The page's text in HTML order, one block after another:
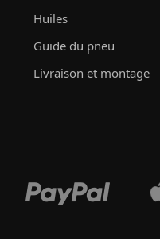
Huiles
Guide du pneu
Livraison et montage